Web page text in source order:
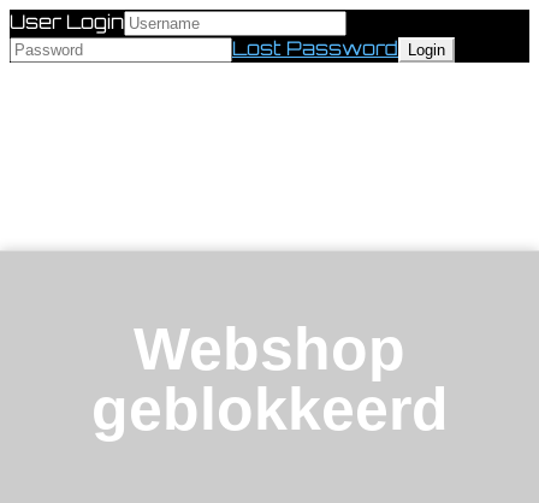
Webshop
geblokkeerd
User Login
Lost Password